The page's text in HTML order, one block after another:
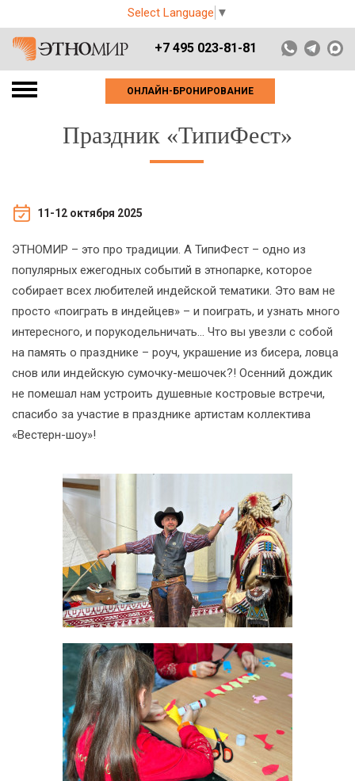
Select Language ▼
+7 495 023-81-81
ОНЛАЙН-БРОНИРОВАНИЕ
Праздник «ТипиФест»
11-12 октября 2025
ЭТНОМИР – это про традиции. А ТипиФест – одно из
популярных ежегодных событий в этнопарке, которое
собирает всех любителей индейской тематики. Это вам не
просто «поиграть в индейцев» – и поиграть, и узнать много
интересного, и порукодельничать… Что вы увезли с собой
на память о празднике – роуч, украшение из бисера, ловца
снов или индейскую сумочку-мешочек?! Осенний дождик
не помешал нам устроить душевные костровые встречи,
спасибо за участие в празднике артистам коллектива
«Вестерн-шоу»!